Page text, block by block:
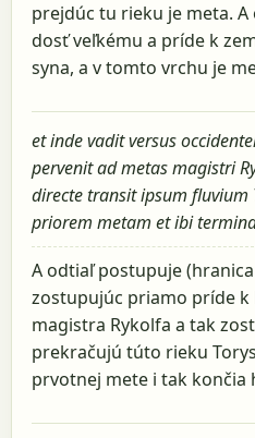
prejdúc tu rieku je meta.
dosť veľkému a príde k
syna, a v tomto vrchu je
et inde vadit versus
pervenit ad metas magistri
directe transit ipsum fluvium
priorem metam et ibi
A odtiaľ postupuje
zostupujúc priamo príde
magistra Rykolfa a tak
prekračujú túto rieku
prvotnej mete i tak končia